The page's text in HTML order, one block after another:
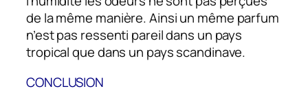
de la même manière. Ainsi un même parfum
n’est pas ressenti pareil dans un pays
tropical que dans un pays scandinave.
CONCLUSION